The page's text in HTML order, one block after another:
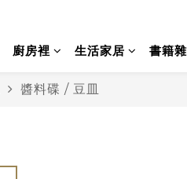
廚房裡 生活家居 書籍
醬料碟 / 豆皿